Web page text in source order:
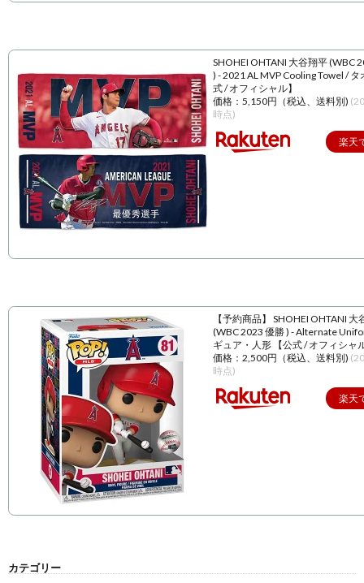
SHOHEI OHTANI 大谷翔平 (WBC
) - 2021 AL MVP Cooling Towel / タ
式 / オフィシャル】
価格：5,150円（税込、送料別)
時点)
楽天
【予約商品】 SHOHEI OHTANI 大
(WBC 2023 優勝 ) - Alternate
ギュア・人形 【公式 / オフィシャ
価格：2,500円（税込、送料別)
時点)
楽天
カテゴリー